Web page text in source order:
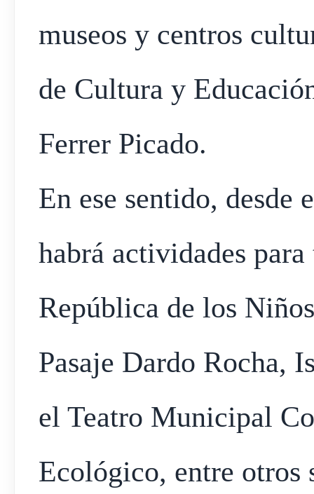
museos y centros
de Cultura y
Ferrer Picado.
En ese sentido, desde
habrá actividades
República de los
Pasaje Dardo Rocha,
el Teatro Municipal
Ecológico, entre otros